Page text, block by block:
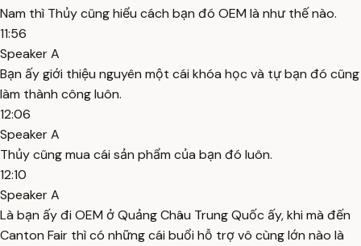
Nam thì Thủy cũng hiểu cách bạn đó OEM là như thế nào.
11:56
Speaker A
Bạn ấy giới thiệu nguyên một cái khóa học và tự bạn đó cũng
làm thành công luôn.
12:06
Speaker A
Thủy cũng mua cái sản phẩm của bạn đó luôn.
12:10
Speaker A
Là bạn ấy đi OEM ở Quảng Châu Trung Quốc ấy, khi mà đến
Canton Fair thì có những cái buổi hỗ trợ vô cùng lớn nào là